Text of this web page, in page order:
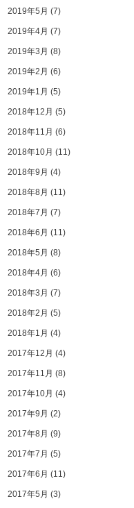
2019年5月 (7)
2019年4月 (7)
2019年3月 (8)
2019年2月 (6)
2019年1月 (5)
2018年12月 (5)
2018年11月 (6)
2018年10月 (11)
2018年9月 (4)
2018年8月 (11)
2018年7月 (7)
2018年6月 (11)
2018年5月 (8)
2018年4月 (6)
2018年3月 (7)
2018年2月 (5)
2018年1月 (4)
2017年12月 (4)
2017年11月 (8)
2017年10月 (4)
2017年9月 (2)
2017年8月 (9)
2017年7月 (5)
2017年6月 (11)
2017年5月 (3)